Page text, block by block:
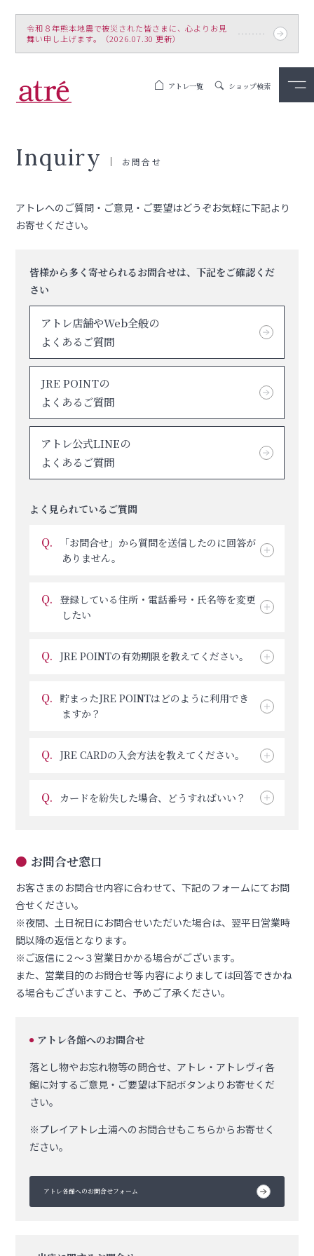
令和８年熊本地震で被災された皆さまに、心よりお見
舞い申し上げます。（2026.07.30 更新）
アトレ一覧 ショップ検索
Inquiry お問合せ
アトレへのご質問・ご意見・ご要望はどうぞお気軽に下記より
お寄せください。
皆様から多く寄せられるお問合せは、下記をご確認くだ
さい
アトレ店舗やWeb全般の
よくあるご質問
JRE POINTの
よくあるご質問
アトレ公式LINEの
よくあるご質問
よく見られているご質問
Q.
「お問合せ」から質問を送信したのに回答が
ありません。
Q. 登録している住所・電話番号・氏名等を変更
したい
Q. JRE POINTの有効期限を教えてください。
Q. 貯まったJRE POINTはどのように利用でき
ますか？
Q. JRE CARDの入会方法を教えてください。
Q. カードを紛失した場合、どうすればいい？
● お問合せ窓口
お客さまのお問合せ内容に合わせて、下記のフォームにてお問
合せください。
※夜間、土日祝日にお問合せいただいた場合は、翌平日営業時
間以降の返信となります。
※ご返信に２～３営業日かかる場合がございます。
また、営業目的のお問合せ等 内容によりましては回答できかね
る場合もございますこと、予めご了承ください。
● アトレ各館へのお問合せ
落とし物やお忘れ物等の問合せ、 アトレ・アトレヴィ各
館に対するご意見・ご要望は下記ボタンよりお寄せくだ
さい。
※プレイアトレ土浦へのお問合せもこちらからお寄せく
ださい。
アトレ各館へのお問合せフォーム